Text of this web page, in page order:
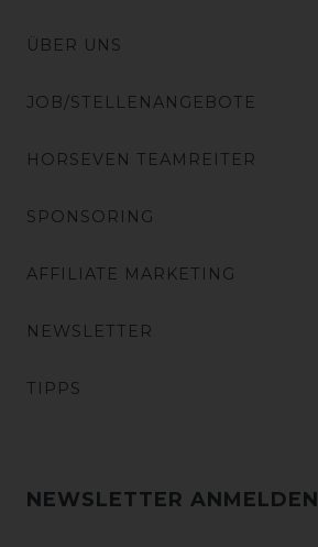
ÜBER UNS
JOB/STELLENANGEBOTE
HORSEVEN TEAMREITER
SPONSORING
AFFILIATE MARKETING
NEWSLETTER
TIPPS
NEWSLETTER ANMELDEN